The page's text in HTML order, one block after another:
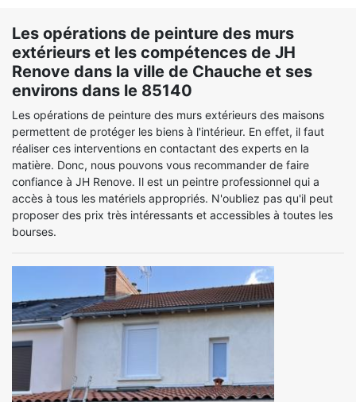
Les opérations de peinture des murs
extérieurs et les compétences de JH
Renove dans la ville de Chauche et ses
environs dans le 85140
Les opérations de peinture des murs extérieurs des maisons
permettent de protéger les biens à l'intérieur. En effet, il faut
réaliser ces interventions en contactant des experts en la
matière. Donc, nous pouvons vous recommander de faire
confiance à JH Renove. Il est un peintre professionnel qui a
accès à tous les matériels appropriés. N'oubliez pas qu'il peut
proposer des prix très intéressants et accessibles à toutes les
bourses.